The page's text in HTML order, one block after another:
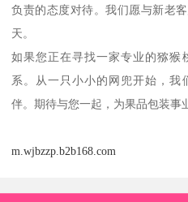
负责的态度对待。我们愿与新老
天。
如果您正在寻找一家专业的猕猴
系。从一只小小的网兜开始，我
伴。期待与您一起，为果品包装事
m.wjbzzp.b2b168.com